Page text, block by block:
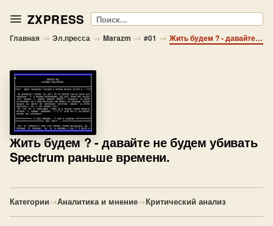
ZXPRESS Поиск
Главная → Эл.пресса → Marazm → #01 → Жить будем ? - давайте не будем убивать Spectrum раньше времени.
Жить будем ?- давайте не будем убивать
Spectrum раньше времени.
Категории→Аналитика и мнение→Критический анализ